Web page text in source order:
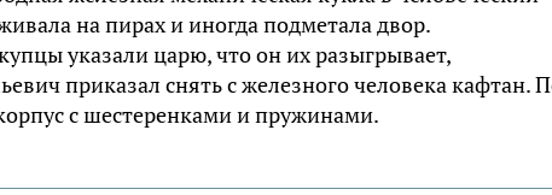
на пирах и иногда подметала двор.
указали царю, что он их разыгрывает,
приказал снять с железного человека кафтан.
с шестеренками и пружинами.